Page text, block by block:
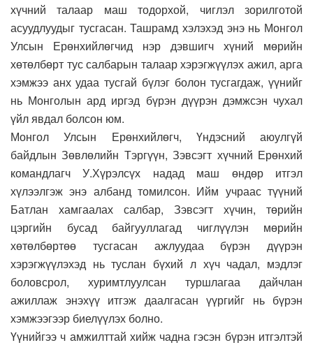
хүчний талаар маш тодорхой, чиглэл зорилготой
асуудлуудыг тусгасан. Ташрамд хэлэхэд энэ нь Монгол
Улсын Ерөнхийлөгчид нэр дэвшигч хүний мөрийн
хөтөлбөрт тус салбарын талаар хэрэгжүүлэх ажил, арга
хэмжээ анх удаа тусгай бүлэг болон тусгагдаж, үүнийг
нь Монголын ард иргэд бүрэн дүүрэн дэмжсэн чухал
үйл явдал болсон юм.
Монгол Улсын Ерөнхийлөгч, Үндэсний аюулгүй
байдлын Зөвлөлийн Тэргүүн, Зэвсэгт хүчний Ерөнхий
командлагч У.Хүрэлсүх надад маш өндөр итгэл
хүлээлгэж энэ албанд томилсон. Ийм учраас түүний
Батлан хамгаалах салбар, Зэвсэгт хүчин, төрийн
цэргийн бусад байгууллагад чиглүүлэн мөрийн
хөтөлбөртөө тусгасан ажлуудаа бүрэн дүүрэн
хэрэгжүүлэхэд нь туслан бүхий л хүч чадал, мэдлэг
боловсрол, хуримтлуулсан туршлагаа дайчлан
ажиллаж энэхүү итгэж даалгасан үүргийг нь бүрэн
хэмжээгээр биелүүлэх болно.
Үүнийгээ ч амжилттай хийж чадна гэсэн бүрэн итгэлтэй